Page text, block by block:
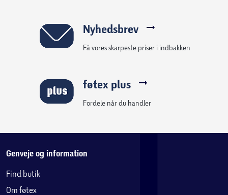
Nyhedsbrev
Få vores skarpeste priser i indbakken
føtex plus
Fordele når du handler
Genveje og information
Find butik
Om føtex